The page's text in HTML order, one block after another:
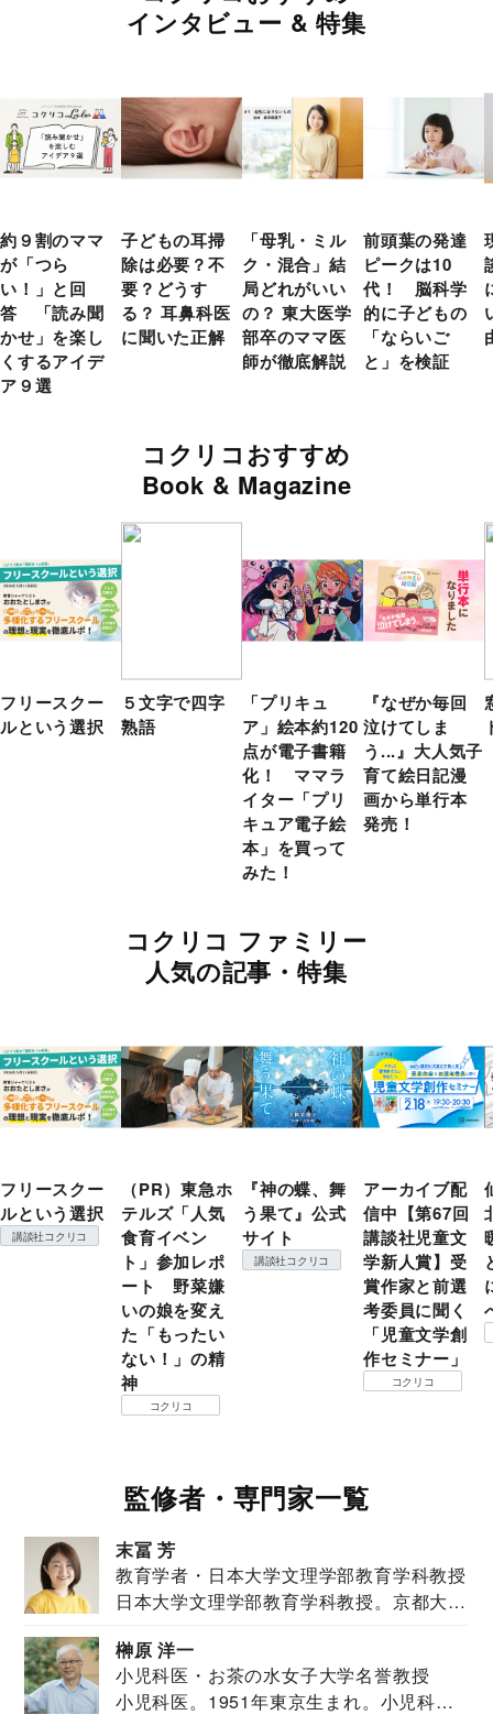
インタビュー & 特集
約９割のママ
が「つら
い！」と回
答 「読み聞
かせ」を楽し
くするアイデ
ア９選
子どもの耳掃
除は必要？不
要？どうす
る？ 耳鼻科医
に聞いた正解
「母乳・ミル
ク・混合」結
局どれがいい
の？ 東大医学
部卒のママ医
師が徹底解説
前頭葉の発達
ピークは10
代！ 脳科学
的に子どもの
「ならいご
と」を検証
コクリコおすすめ
Book & Magazine
フリースクー
ルという選択
５文字で四字
熟語
「プリキュ
ア」絵本約120
点が電子書籍
化！ ママラ
イター「プリ
キュア電子絵
本」を買って
みた！
『なぜか毎回
泣けてしま
う...』大人気子
育て絵日記漫
画から単行本
発売！
コクリコ ファミリー
人気の記事・特集
フリースクー
ルという選択
講談社コクリコ
（PR）東急ホ
テルズ「人気
食育イベン
ト」参加レポ
ート 野菜嫌
いの娘を変え
た「もったい
ない！」の精
神
コクリコ
『神の蝶、舞
う果て』公式
サイト
講談社コクリコ
アーカイブ配
信中【第67回
講談社児童文
学新人賞】受
賞作家と前選
考委員に聞く
「児童文学創
作セミナー」
コクリコ
監修者・専門家一覧
末冨 芳
教育学者・日本大学文理学部教育学科教授
日本大学文理学部教育学科教授。京都大学
榊原 洋一
小児科医・お茶の水女子大学名誉教授
小児科医。1951年東京生まれ。小児科